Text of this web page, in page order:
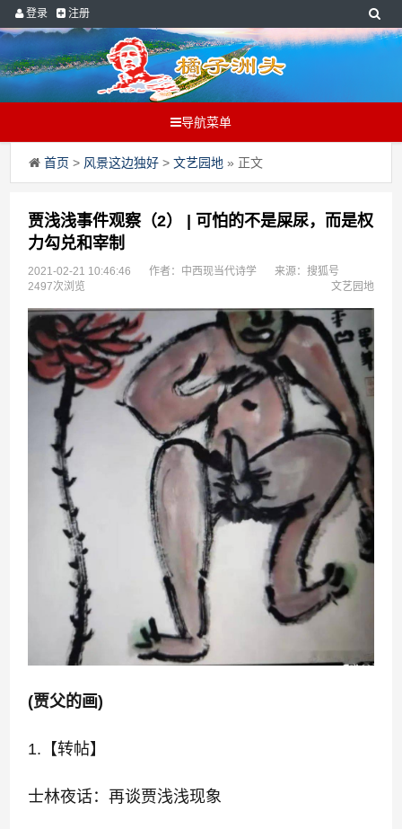
登录 注册
导航菜单
首页 > 风景这边独好 >文艺园地 » 正文
贾浅浅事件观察（2） | 可怕的不是屎尿，而是权
力勾兑和宰制
2021-02-21 10:46:46 作者：中西现当代诗学
来源：搜狐号
2497次浏览
文艺园地
(贾父的画)
1.【转帖】
士林夜话：再谈贾浅浅现象